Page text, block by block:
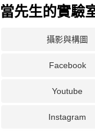
當先生的實驗
攝影與構圖
Facebook
Youtube
Instagram